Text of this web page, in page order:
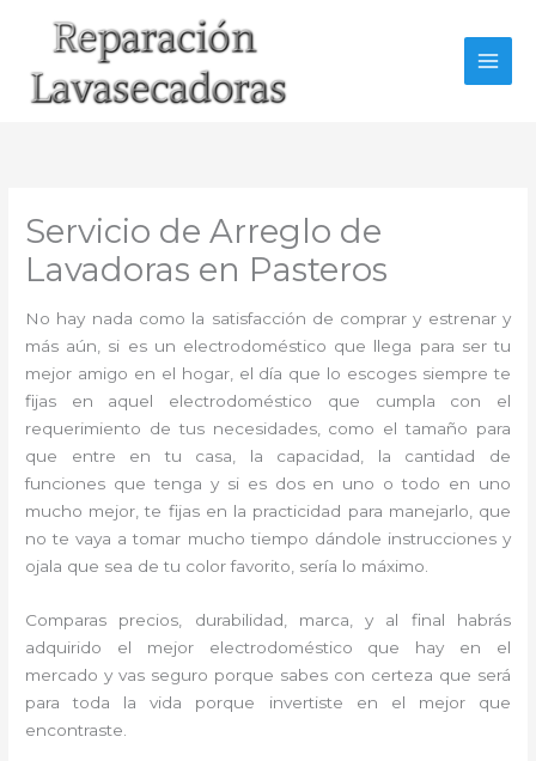
Servicio de Arreglo de
Lavadoras en Pasteros
No hay nada como la satisfacción de comprar y estrenar y
más aún, si es un electrodoméstico que llega para ser tu
mejor amigo en el hogar, el día que lo escoges siempre te
fijas en aquel electrodoméstico que cumpla con el
requerimiento de tus necesidades, como el tamaño para
que entre en tu casa, la capacidad, la cantidad de
funciones que tenga y si es dos en uno o todo en uno
mucho mejor, te fijas en la practicidad para manejarlo, que
no te vaya a tomar mucho tiempo dándole instrucciones y
ojala que sea de tu color favorito, sería lo máximo.
Comparas precios, durabilidad, marca, y al final habrás
adquirido el mejor electrodoméstico que hay en el
mercado y vas seguro porque sabes con certeza que será
para toda la vida porque invertiste en el mejor que
encontraste.